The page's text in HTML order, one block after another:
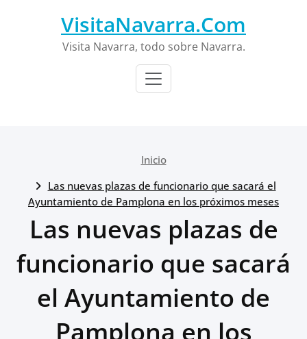
VisitaNavarra.Com
Visita Navarra, todo sobre Navarra.
Inicio
Las nuevas plazas de funcionario que sacará el
Ayuntamiento de Pamplona en los próximos meses
Las nuevas plazas de
funcionario que sacará
el Ayuntamiento de
Pamplona en los